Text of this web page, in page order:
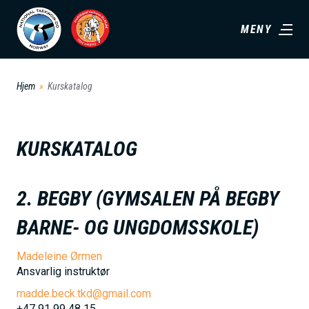
MENY
Hjem Kurskatalog
KURSKATALOG
2. BEGBY (GYMSALEN PÅ BEGBY
BARNE- OG UNGDOMSSKOLE)
Madeleine Ørmen
Ansvarlig instruktør
madde.beck.tkd@gmail.com